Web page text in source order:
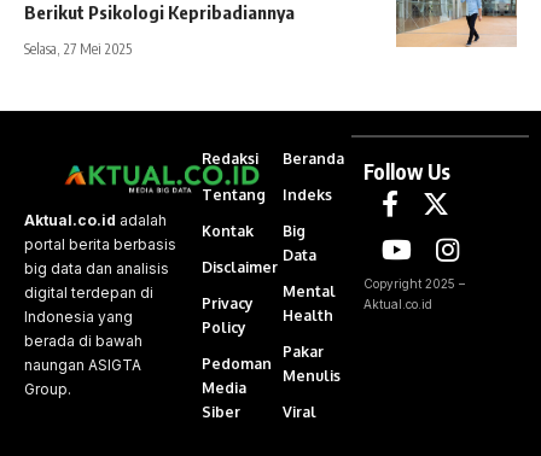
Berikut Psikologi Kepribadiannya
Selasa, 27 Mei 2025
Aktual.co.id adalah
portal berita berbasis
big data dan analisis
digital terdepan di
Indonesia yang
berada di bawah
naungan ASIGTA
Group.
Redaksi
Tentang
Kontak
Disclaimer
Privacy
Policy
Pedoman
Media
Siber
Beranda
Indeks
Big
Data
Mental
Health
Pakar
Menulis
Viral
Follow Us
Copyright 2025 –
Aktual.co.id